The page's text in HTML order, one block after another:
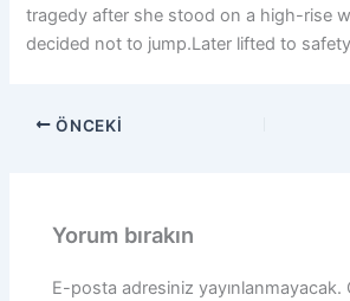
tragedy after she stood on a high-rise
decided not to jump.Later lifted to
ÖNCEKI
Yorum bırakın
E-posta adresiniz yayınlanmayacak.